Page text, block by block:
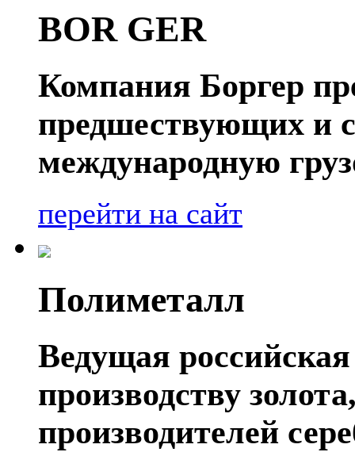
BOR GER
Компания Боргер
предшествующих и
международную
перейти на сайт
Полиметалл
Ведущая
производству
производителей